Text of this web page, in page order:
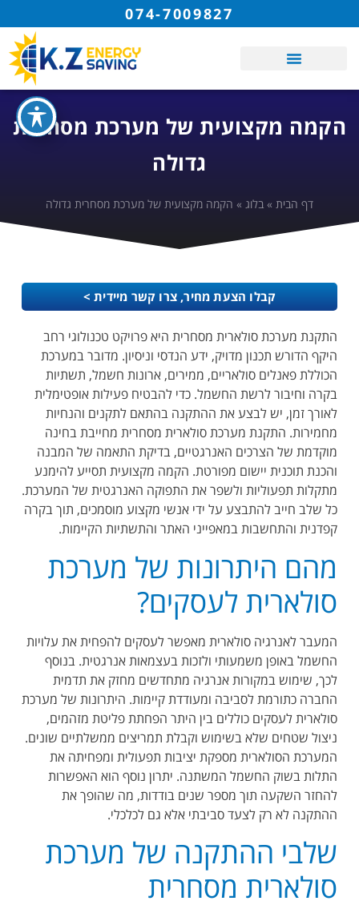
074-7009827
הקמה מקצועית של מערכת מסחרית
גדולה
דף הבית » בלוג » הקמה מקצועית של מערכת מסחרית גדולה
קבלו הצעת מחיר, צרו קשר מיידית >
התקנת מערכת סולארית מסחרית היא פרויקט טכנולוגי רחב
היקף הדורש תכנון מדויק, ידע הנדסי וניסיון. מדובר במערכת
הכוללת פאנלים סולאריים, ממירים, ארונות חשמל, תשתיות
בקרה וחיבור לרשת החשמל. כדי להבטיח פעילות אופטימלית
לאורך זמן, יש לבצע את ההתקנה בהתאם לתקנים והנחיות
מחמירות. התקנת מערכת סולארית מסחרית מחייבת בחינה
מוקדמת של הצרכים האנרגטיים, בדיקת התאמה של המבנה
והכנת תוכנית יישום מפורטת. הקמה מקצועית תסייע להימנע
מתקלות תפעוליות ולשפר את התפוקה האנרגטית של המערכת.
כל שלב חייב להתבצע על ידי אנשי מקצוע מוסמכים, תוך בקרה
קפדנית והתחשבות במאפייני האתר והתשתיות הקיימות.
מהם היתרונות של מערכת
סולארית לעסקים?
המעבר לאנרגיה סולארית מאפשר לעסקים להפחית את עלויות
החשמל באופן משמעותי ולזכות בעצמאות אנרגטית. בנוסף
לכך, שימוש במקורות אנרגיה מתחדשים מחזק את תדמית
החברה כתורמת לסביבה ומעודדת קיימות. היתרונות של מערכת
סולארית לעסקים כוללים בין היתר הפחתת פליטת מזהמים,
ניצול שטחים שלא בשימוש וקבלת תמריצים ממשלתיים שונים.
המערכת הסולארית מספקת יציבות תפעולית ומפחיתה את
התלות בשוק החשמל המשתנה. יתרון נוסף הוא האפשרות
להחזר השקעה תוך מספר שנים בודדות, מה שהופך את
ההתקנה לא רק לצעד סביבתי אלא גם לכלכלי.
שלבי ההתקנה של מערכת
סולארית מסחרית